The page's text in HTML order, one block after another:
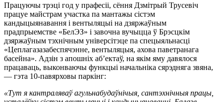
Працуючы трэці год у прафесіі, сёння Дзмітрый Трусевіч
працуе майстрам участка па мантажы сістэм
кандыцыянавання і вентыляцыі на дзяржаўным
прадпрыемстве «БелЭЗ» і завочна вучыцца ў Брэсцкім
дзяржаўным тэхнічным універсітэце па спецыяльнасці
«Цеплагазазабеспячэнне, вентыляцыя, ахова паветранага
басейна». Адзін з апошніх аб’ектаў, на якім яму давялося
працаваць, выконваючы функцыі начальніка сярэдняга звяна,
— гэта 10-павярховы паркінг:
«Тут я кантраляваў агульнабудаўнічыя, сантэхнічныя працы,